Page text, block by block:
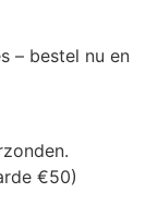
– bestel nu en
€50)